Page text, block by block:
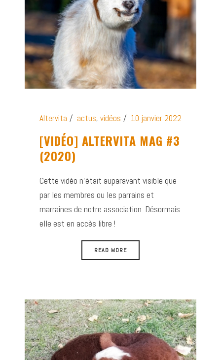
Altervita actus, vidéos 10 janvier 2022
[VIDÉO] ALTERVITA MAG #3
(2020)
Cette vidéo n’était auparavant visible que
par les membres ou les parrains et
marraines de notre association. Désormais
elle est en accès libre !
READ MORE